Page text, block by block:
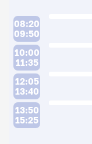
08:20
09:50
10:00
11:35
12:05
13:40
13:50
15:25